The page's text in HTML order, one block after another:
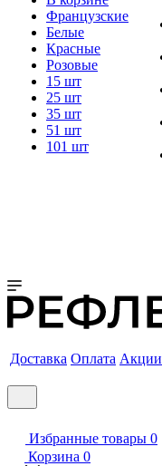
Французские
Белые
Красные
Розовые
15 шт
25 шт
35 шт
51 шт
101 шт
Доставка Оплата Акции
Избранные товары 0
Корзина 0